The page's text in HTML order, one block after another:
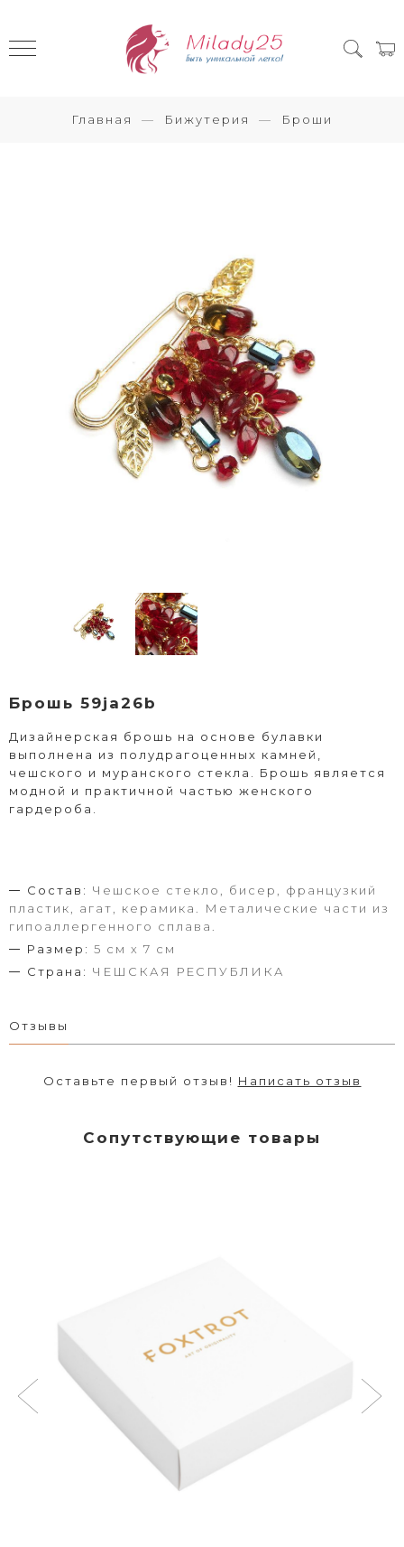
Главная Бижутерия Броши
Брошь 59ja26b
Дизайнерская брошь на основе булавки
выполнена из полудрагоценных камней,
чешского и муранского стекла. Брошь является
модной и практичной частью женского
гардероба.
Состав: Чешское стекло, бисер, французкий
пластик, агат, керамика. Металические части из
гипоаллергенного сплава.
Размер: 5 см х 7 см
Страна: ЧЕШСКАЯ РЕСПУБЛИКА
Отзывы
Оставьте первый отзыв! Написать отзыв
Сопутствующие товары